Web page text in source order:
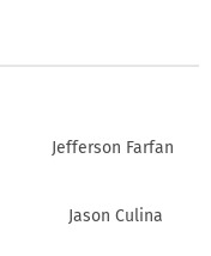
Jefferson Farfan
Jason Culina